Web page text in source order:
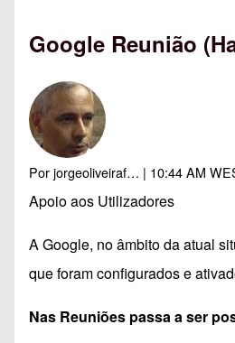
Google Reunião
Porjorgeoliveiraf… | 10:44 AM
Apoio aos Utilizadores
A Google, no âmbito da atual
que foram configurados e
Nas Reuniões passa a ser